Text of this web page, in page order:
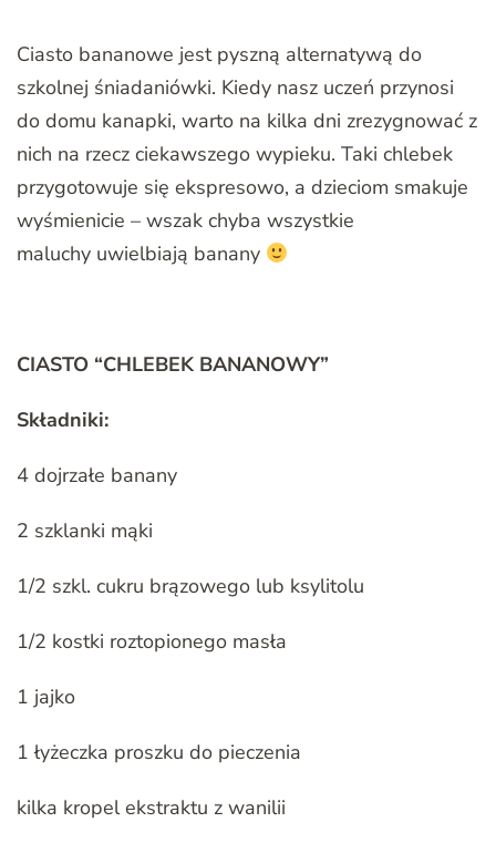
Ciasto bananowe jest pyszną alternatywą do
szkolnej śniadaniówki. Kiedy nasz uczeń przynosi
do domu kanapki, warto na kilka dni zrezygnować z
nich na rzecz ciekawszego wypieku. Taki chlebek
przygotowuje się ekspresowo, a dzieciom smakuje
wyśmienicie – wszak chyba wszystkie
maluchy uwielbiają banany
CIASTO “CHLEBEK BANANOWY”
Składniki:
4 dojrzałe banany
2 szklanki mąki
1/2 szkl. cukru brązowego lub ksylitolu
1/2 kostki roztopionego masła
1 jajko
1 łyżeczka proszku do pieczenia
kilka kropel ekstraktu z wanilii